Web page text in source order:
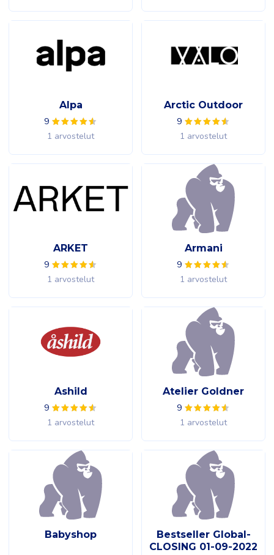
Alpa
9
1 arvostelut
Arctic Outdoor
9
1 arvostelut
ARKET
9
1 arvostelut
Armani
9
1 arvostelut
Ashild
9
1 arvostelut
Atelier Goldner
9
1 arvostelut
Babyshop
Bestseller Global-
CLOSING 01-09-2022